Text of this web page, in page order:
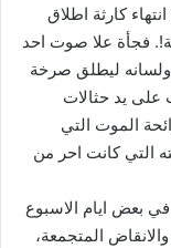
كارثة اطلاق
فجأة علا صوت احد
ولسانه ليطلق صرخة
على يد حثالات
الموت التي
التي كانت احر من
بعض ايام الاسبوع
المتجمعة،